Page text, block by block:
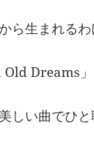
ら生まれるわ
Old Dreams
しい曲でひ